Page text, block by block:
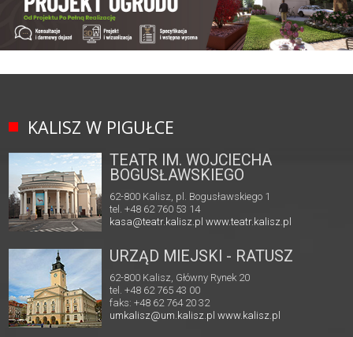
KALISZ W PIGUŁCE
TEATR IM. WOJCIECHA
BOGUSŁAWSKIEGO
62-800 Kalisz, pl. Bogusławskiego 1
tel. +48 62 760 53 14
kasa@teatr.kalisz.pl www.teatr.kalisz.pl
URZĄD MIEJSKI - RATUSZ
62-800 Kalisz, Główny Rynek 20
tel. +48 62 765 43 00
faks: +48 62 764 20 32
umkalisz@um.kalisz.plwww.kalisz.pl